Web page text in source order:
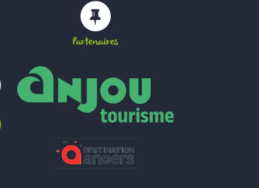
Partenaires